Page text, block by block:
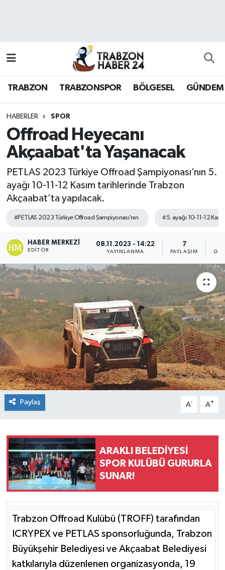
TRABZON TRABZONSPOR BÖLGESEL GÜNDEM
HABERLER SPOR
Offroad Heyecanı
Akçaabat'ta Yaşanacak
PETLAS 2023 Türkiye Offroad Şampiyonası’nın 5.
ayağı 10-11-12 Kasım tarihlerinde Trabzon
Akçaabat’ta yapılacak.
#PETLAS 2023 Türkiye Offroad Şampiyonası’nın #5. ayağı 10-11-12
HABER MERKEZI
EDITÖR
08.11.2023 - 14:22
YAYINLANMA
7
PAYLAŞIM
Paylaş A- A+
ARAKLI BELEDİYESİ
SPOR KULÜBÜ GURURLA
SUNAR!
Trabzon Offroad Kulübü (TROFF) tarafından
ICRYPEX ve PETLAS sponsorluğunda, Trabzon
Büyükşehir Belediyesi ve Akçaabat Belediyesi
katkılarıyla düzenlenen organizasyonda, 19
Hava Durumu
Namaz Vakitleri
Trafik Durumu
Süper Lig Puan Durumu ve Fikstür
Son Dakika Haberleri
Haber Arşivi